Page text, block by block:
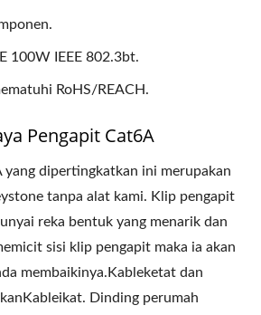
100W IEEE 802.3bt.
RoHS/REACH.
Pengapit Cat6A
yang dipertingkatkan ini merupakan
tanpa alat kami. Klip pengapit
reka bentuk yang menarik dan
sisi klip pengapit maka ia akan
membaikinya.Kableketat dan
Dinding perumah